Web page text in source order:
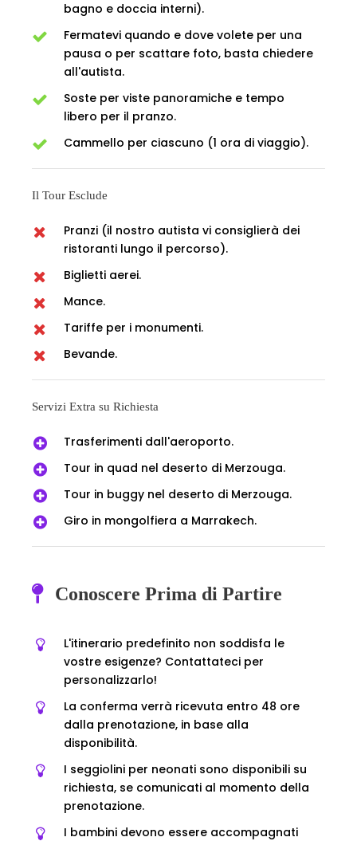
bagno e doccia interni).
Fermatevi quando e dove volete per una
pausa o per scattare foto, basta chiedere
all'autista.
Soste per viste panoramiche e tempo
libero per il pranzo.
Cammello per ciascuno (1 ora di viaggio).
Il Tour Esclude
Pranzi (il nostro autista vi consiglierà dei
ristoranti lungo il percorso).
Biglietti aerei.
Mance.
Tariffe per i monumenti.
Bevande.
Servizi Extra su Richiesta
Trasferimenti dall'aeroporto.
Tour in quad nel deserto di Merzouga.
Tour in buggy nel deserto di Merzouga.
Giro in mongolfiera a Marrakech.
Conoscere Prima di Partire
L'itinerario predefinito non soddisfa le
vostre esigenze? Contattateci per
personalizzarlo!
La conferma verrà ricevuta entro 48 ore
dalla prenotazione, in base alla
disponibilità.
I seggiolini per neonati sono disponibili su
richiesta, se comunicati al momento della
prenotazione.
I bambini devono essere accompagnati